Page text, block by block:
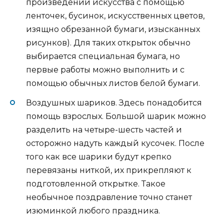
произведений искусства с помощью
ленточек, бусинок, искусственных цветов,
изящно обрезанной бумаги, изысканных
рисунков). Для таких открыток обычно
выбирается специальная бумага, но
первые работы можно выполнить и с
помощью обычных листов белой бумаги.
Воздушных шариков. Здесь понадобится
помощь взрослых. Большой шарик можно
разделить на четыре-шесть частей и
осторожно надуть каждый кусочек. После
того как все шарики будут крепко
перевязаны ниткой, их прикрепляют к
подготовленной открытке. Такое
необычное поздравление точно станет
изюминкой любого праздника.